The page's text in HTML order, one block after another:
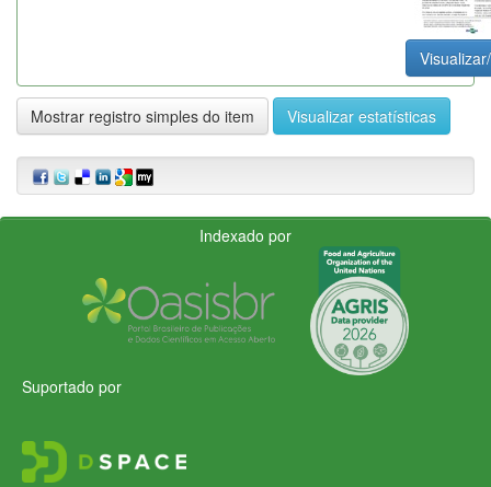
Mostrar registro simples do item Visualizar estatísticas
Indexado por
Suportado por